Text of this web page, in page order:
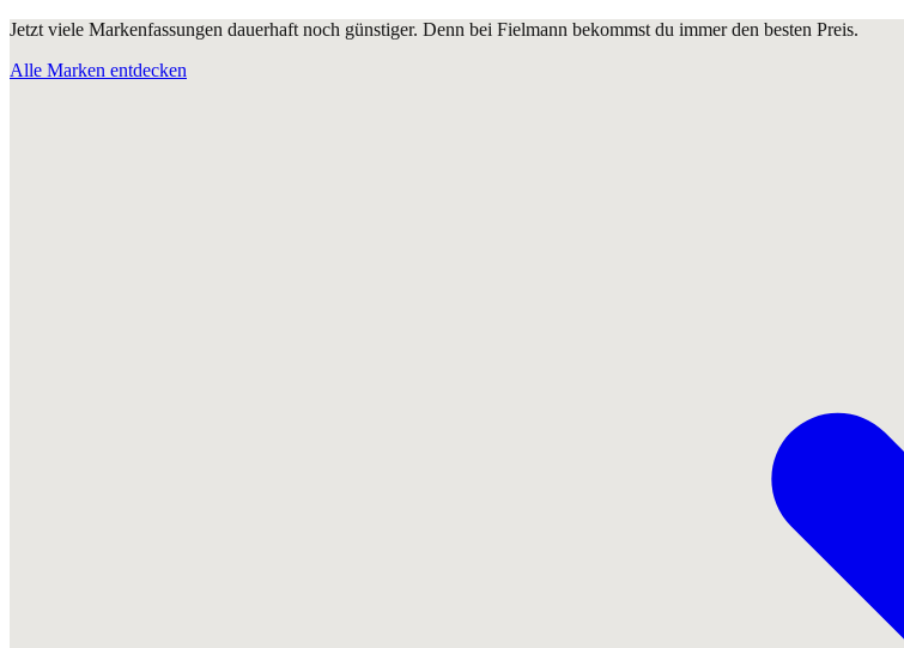
Jetzt viele Markenfassungen dauerhaft noch günstiger. Denn bei Fielmann bekommst du immer den besten Preis.
Alle Marken entdecken